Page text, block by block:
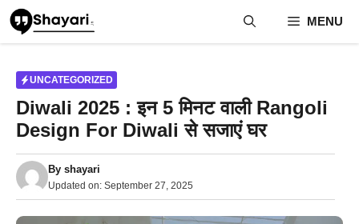
Skip
content
MENU
UNCATEGORIZED
Diwali 2025 : इन 5 मिनट वाली Rangoli
Design For Diwali से सजाएं घर
By shayari
Updated on: September 27, 2025